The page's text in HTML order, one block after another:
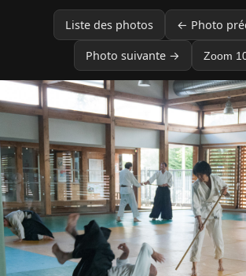
Liste des photos ← Photo
Photo suivante → Zoom